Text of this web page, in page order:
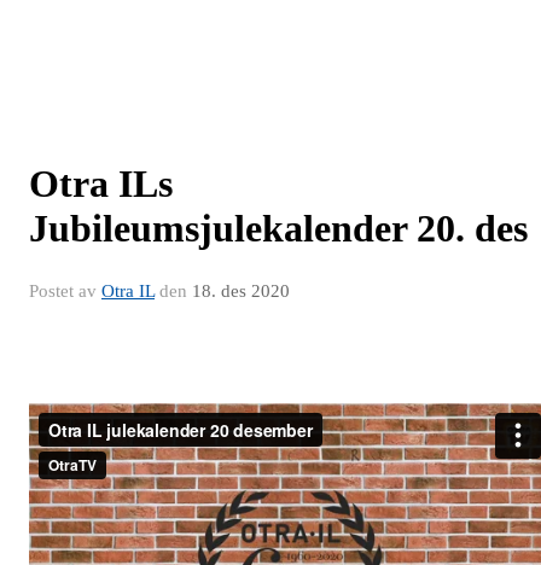
Otra ILs
Jubileumsjulekalender 20. des
Postet av Otra ILden 18. des 2020